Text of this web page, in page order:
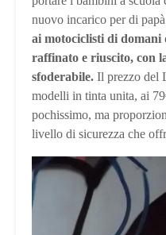
nuovo incarico per di
ai motociclisti di domani
raffinato e riuscito, con
sfoderabile. Il prezzo del
modelli in tinta unita, ai
pochissimo, ma
livello di sicurezza che